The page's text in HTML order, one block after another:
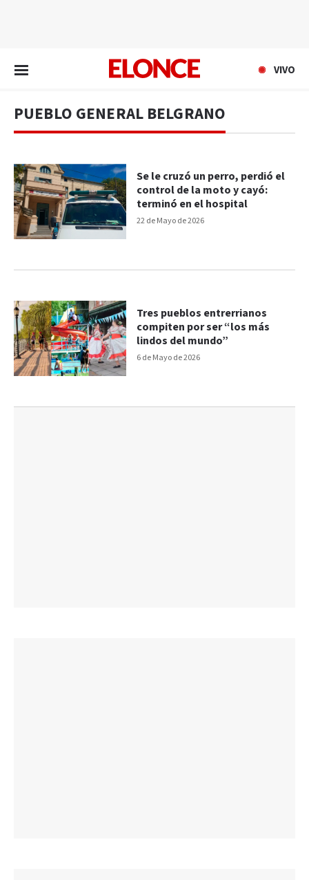
VIVO
PUEBLO GENERAL BELGRANO
22 de Mayo de 2026
Se le cruzó un perro, perdió el
control de la moto y cayó:
terminó en el hospital
6 de Mayo de 2026
Tres pueblos entrerrianos
compiten por ser “los más
lindos del mundo”